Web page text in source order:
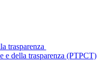
trasparenza
e della trasparenza (PTPCT)